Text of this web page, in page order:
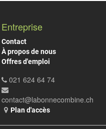
Entreprise
Contact
À propos de nous
Offres d'emploi
021 624 64 74
contact@labonnecombine.ch
Plan d'accès